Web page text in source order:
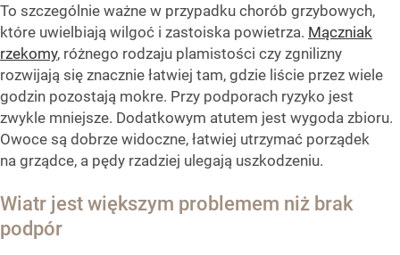
To szczególnie ważne w przypadku chorób grzybowych,
które uwielbiają wilgoć i zastoiska powietrza. Mączniak
rzekomy, różnego rodzaju plamistości czy zgnilizny
rozwijają się znacznie łatwiej tam, gdzie liście przez wiele
godzin pozostają mokre. Przy podporach ryzyko jest
zwykle mniejsze. Dodatkowym atutem jest wygoda zbioru.
Owoce są dobrze widoczne, łatwiej utrzymać porządek
na grządce, a pędy rzadziej ulegają uszkodzeniu.
Wiatr jest większym problemem niż brak
podpór